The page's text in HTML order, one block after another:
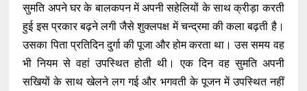
सुमति अपने घर के बालकपन में अपनी सहेलियों के साथ क्रीड़ा करती
हुई इस प्रकार बढ़ने लगी जैसे शुक्लपक्ष में चन्द्रमा की कला बढ़ती है।
उसका पिता प्रतिदिन दुर्गा की पूजा और होम करता था। उस समय वह
भी नियम से वहां उपस्थित होती थी। एक दिन वह सुमति अपनी
सखियों के साथ खेलने लग गई और भगवती के पूजन में उपस्थित नहीं